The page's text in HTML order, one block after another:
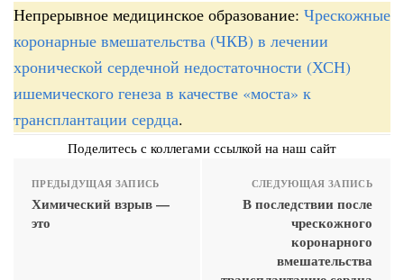
Непрерывное медицинское образование: Чрескожные
коронарные вмешательства (ЧКВ) в лечении
хронической сердечной недостаточности (ХСН)
ишемического генеза в качестве «моста» к
трансплантации сердца.
Поделитесь с коллегами ссылкой на наш сайт
ПРЕДЫДУЩАЯ ЗАПИСЬ
Химический взрыв —
это
СЛЕДУЮЩАЯ ЗАПИСЬ
В последствии после
чрескожного
коронарного
вмешательства